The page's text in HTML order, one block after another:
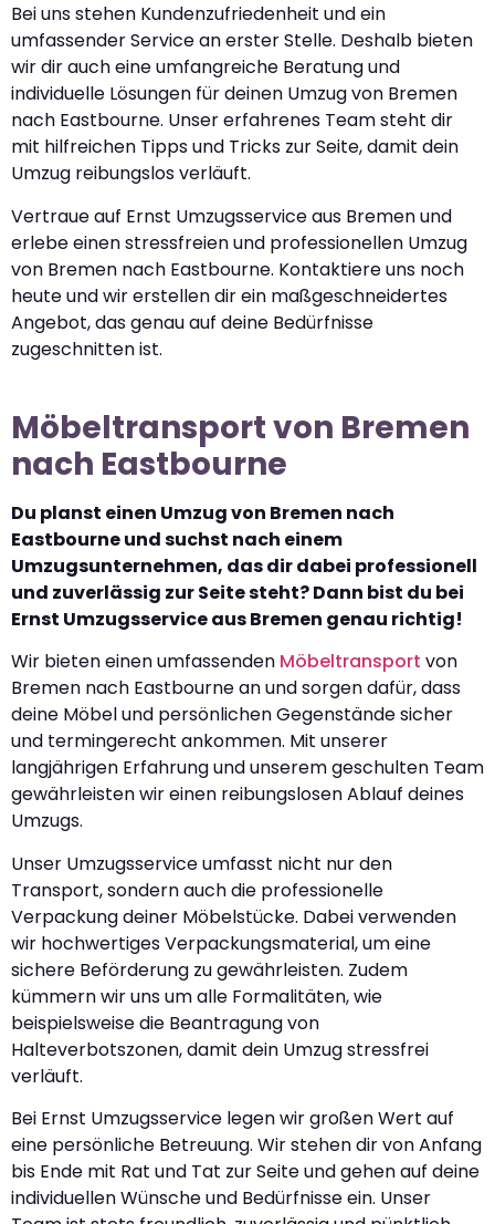
Bei uns stehen Kundenzufriedenheit und ein
umfassender Service an erster Stelle. Deshalb bieten
wir dir auch eine umfangreiche Beratung und
individuelle Lösungen für deinen Umzug von Bremen
nach Eastbourne. Unser erfahrenes Team steht dir
mit hilfreichen Tipps und Tricks zur Seite, damit dein
Umzug reibungslos verläuft.
Vertraue auf Ernst Umzugsservice aus Bremen und
erlebe einen stressfreien und professionellen Umzug
von Bremen nach Eastbourne. Kontaktiere uns noch
heute und wir erstellen dir ein maßgeschneidertes
Angebot, das genau auf deine Bedürfnisse
zugeschnitten ist.
Möbeltransport von Bremen
nach Eastbourne
Du planst einen Umzug von Bremen nach
Eastbourne und suchst nach einem
Umzugsunternehmen, das dir dabei professionell
und zuverlässig zur Seite steht? Dann bist du bei
Ernst Umzugsservice aus Bremen genau richtig!
Wir bieten einen umfassenden Möbeltransport von
Bremen nach Eastbourne an und sorgen dafür, dass
deine Möbel und persönlichen Gegenstände sicher
und termingerecht ankommen. Mit unserer
langjährigen Erfahrung und unserem geschulten Team
gewährleisten wir einen reibungslosen Ablauf deines
Umzugs.
Unser Umzugsservice umfasst nicht nur den
Transport, sondern auch die professionelle
Verpackung deiner Möbelstücke. Dabei verwenden
wir hochwertiges Verpackungsmaterial, um eine
sichere Beförderung zu gewährleisten. Zudem
kümmern wir uns um alle Formalitäten, wie
beispielsweise die Beantragung von
Halteverbotszonen, damit dein Umzug stressfrei
verläuft.
Bei Ernst Umzugsservice legen wir großen Wert auf
eine persönliche Betreuung. Wir stehen dir von Anfang
bis Ende mit Rat und Tat zur Seite und gehen auf deine
individuellen Wünsche und Bedürfnisse ein. Unser